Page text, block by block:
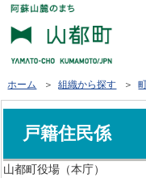
ホーム ＞組織から探す ＞
戸籍住民係
山都町役場（本庁）